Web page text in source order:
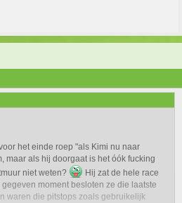
het einde roep "als Kimi nu naar
maar als hij doorgaat is het óók fucking
niet weten?
Hij zat de hele race
moment besloten ze die laatste
waren die pitstops zoals gebruikelijk